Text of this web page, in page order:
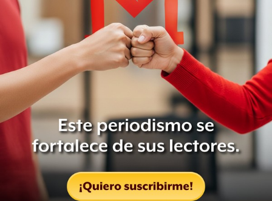
inseguridades sobre el éxito de su candidatura frenan
momentáneamente los esfuerzos de Echeverría para
buscar apoyo a su postulación.
“Más de un observador cercano ha notado ‘un toque de
megalomanía’ en Echeverría desde que asumió la
Presidencia, y un posible aumento del ‘mesianismo’ en su
carácter. Esa observación es probablemente hoy más
válida que nunca”.
“Echeverría es poseedor de una enorme autoestima. Su
carrera siempre ha estado proyectada en línea recta (…),
enfocada al poder virtualmente ilimitado en el sistema
mexicano altamente centralizado”.